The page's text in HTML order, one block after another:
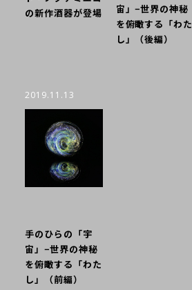
の新作酒器が登場
宙」−世界の神秘
を俯瞰する「わた
し」（後編）
2019.11.13
手のひらの「宇
宙」−世界の神秘
を俯瞰する「わた
し」（前編）